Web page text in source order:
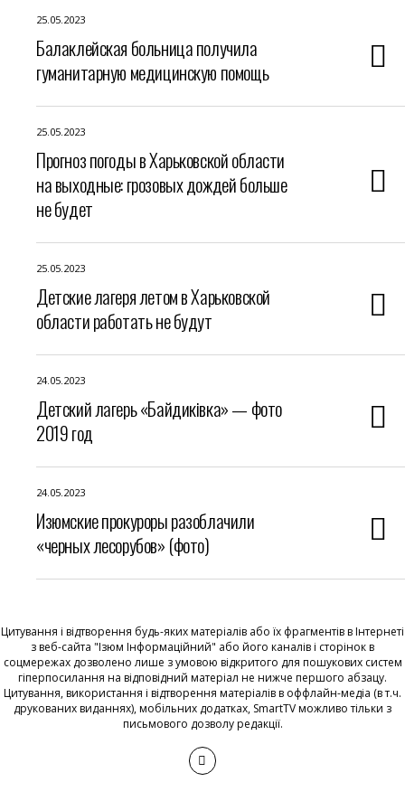
25.05.2023
Балаклейская больница получила
гуманитарную медицинскую помощь
25.05.2023
Прогноз погоды в Харьковской области
на выходные: грозовых дождей больше
не будет
25.05.2023
Детские лагеря летом в Харьковской
области работать не будут
24.05.2023
Детский лагерь «Байдиківка» — фото
2019 год
24.05.2023
Изюмские прокуроры разоблачили
«черных лесорубов» (фото)
Цитування і відтворення будь-яких матеріалів або їх фрагментів в Інтернеті
з веб-сайта "Ізюм Інформаційний" або його каналів і сторінок в
соцмережах дозволено лише з умовою відкритого для пошукових систем
гіперпосилання на відповідний матеріал не нижче першого абзацу.
Цитування, використання і відтворення матеріалів в оффлайн-медіа (в т.ч.
друкованих виданнях), мобільних додатках, SmartTV можливо тільки з
письмового дозволу редакції.